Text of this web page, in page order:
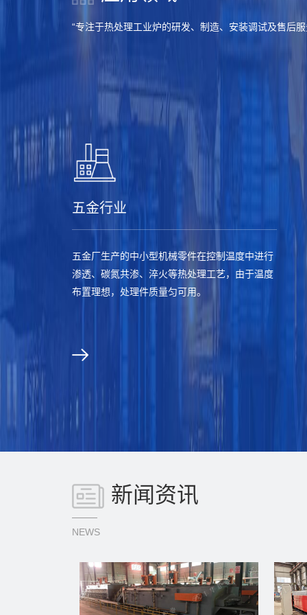
“专注于热处理工业炉的研发、制造、安装调试及售后服
五金行业
五金厂生产的中小型机械零件在控制温度中进行
渗透、碳氮共渗、淬火等热处理工艺，由于温度
布置理想，处理件质量匀可用。
新闻资讯
NEWS